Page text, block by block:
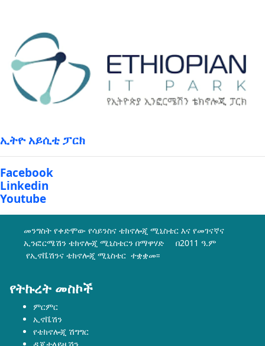
ኢትዮ አይሲቲ ፓርክ
Facebook
Linkedin
Youtube
መንግስት የቀድሞው የሳይንስና ቴክኖሎጂ ሚኒስቴር እና የመገናኛና
ኢንፎርሜሽን ቴክኖሎጂ ሚኒስቴርን በማዋሃድ በ2011 ዓ.ም
የኢኖቬሽንና ቴክኖሎጂ ሚኒስቴር ተቋቋመ፡፡
የትኩረት መስኮች
ምርምር
ኢኖቬሽን
የቴክኖሎጂ ሽግግር